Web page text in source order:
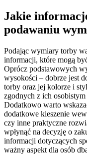
Jakie
podawaniu
Podając wymiary torby
informacji, które mogą
Oprócz podstawowych
wysokości – dobrze jest
torby oraz jej kolorze i
zgodnych z ich
Dodatkowo warto
dodatkowe kieszenie
czy inne praktyczne
wpłynąć na decyzję o
informacji dotyczących
ważny aspekt dla osób